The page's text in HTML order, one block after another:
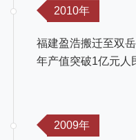
2010年
福建盈浩搬迁至双岳
年产值突破1亿元人
2009年